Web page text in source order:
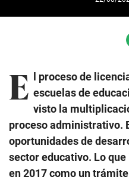
E l proceso de
escuelas de
visto la
proceso administrativo.
oportunidades de
sector educativo. Lo
en 2017 como un